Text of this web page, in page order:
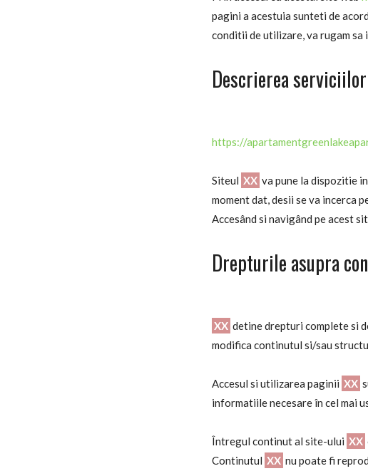
pagini a acestuia sunteti de
conditii de utilizare, va rugam sa
Descrierea serviciilor
https://
Siteul XX va pune la dispozitie
moment dat, desii se va incerca
Accesând si navigând pe acest
Drepturile asupra
XX detine drepturi complete si
modifica continutul si/sau
Accesul si utilizarea paginii XX
informatiile necesare în cel mai
Întregul continut al site-ului XX
Continutul XX nu poate fi